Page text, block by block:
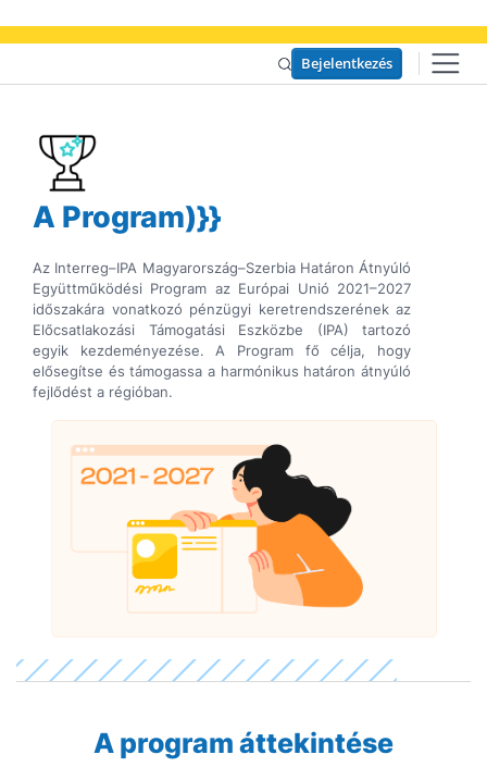
Bejelentkezés
A Program)}}
Az Interreg–IPA Magyarország–Szerbia Határon Átnyúló
Együttműködési Program az Európai Unió 2021–2027
időszakára vonatkozó pénzügyi keretrendszerének az
Előcsatlakozási Támogatási Eszközbe (IPA) tartozó
egyik kezdeményezése. A Program fő célja, hogy
elősegítse és támogassa a harmónikus határon átnyúló
fejlődést a régióban.
A program áttekintése